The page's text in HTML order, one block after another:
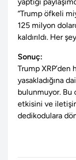
“Trump öfkeli
125 milyon
kaldırıldı. Her
Sonuç:
Trump
yasakladığına
bulunmuyor. Bu
etkisini ve
dedikodulara